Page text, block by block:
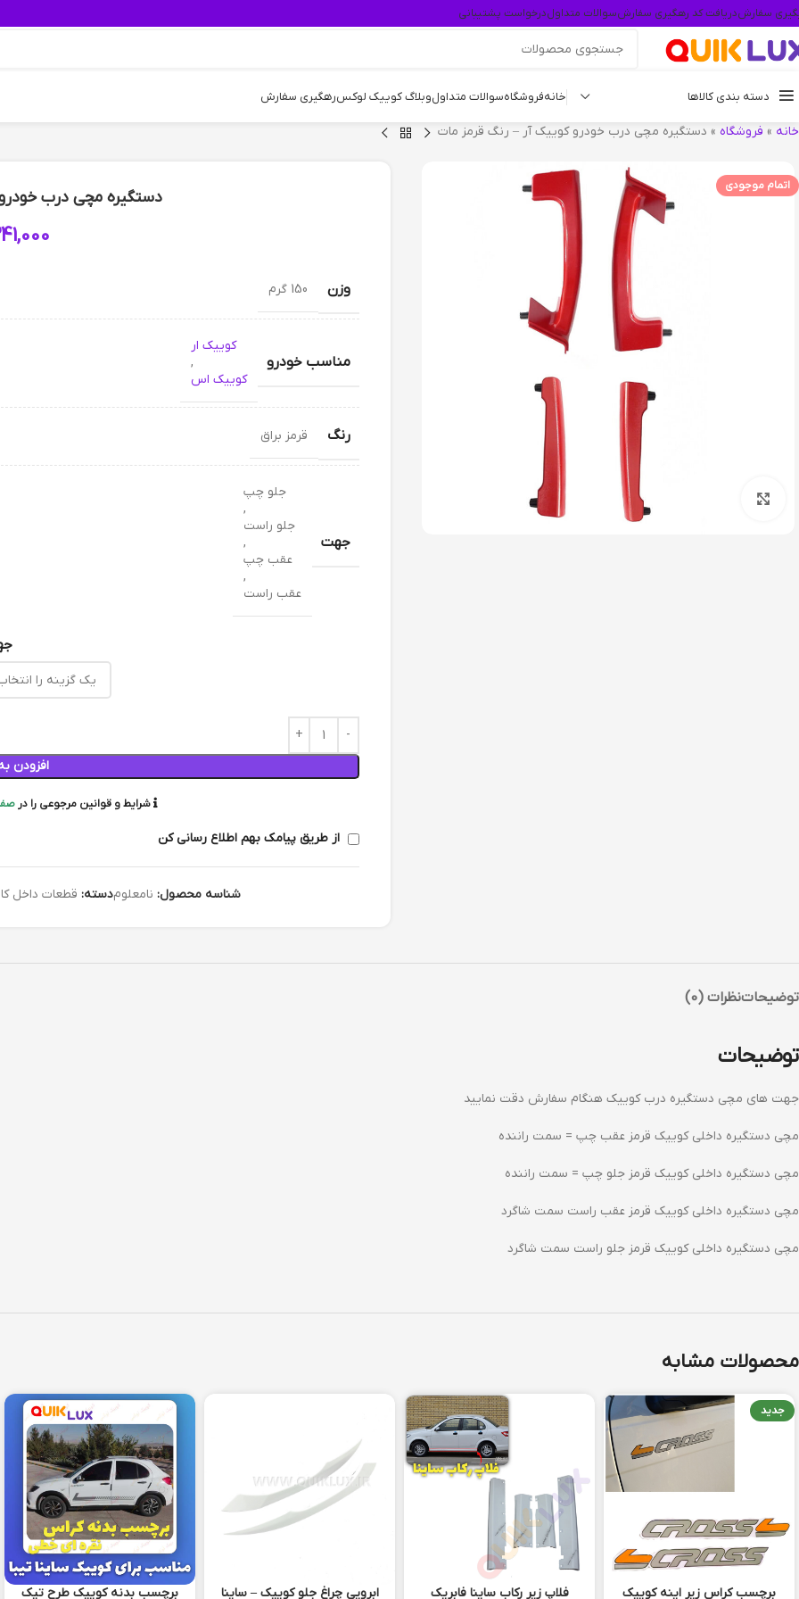
سفارشدریافت کد رهگیری سفارشسوالات متداولدرخواست پشتیبانی
دسته بندی کالاها خانهفروشگاهسوالات متداولوبلاگ کوییک لوکسرهگیری سفارش
خانه » فروشگاه » دستگیره مچی درب خودرو کوییک آر – رنگ قرمز مات
اتمام موجودی
دستگیره مچی درب
وزن 150 گرم
مناسب خودرو
کوییک ار
,
کوییک اس
رنگ قرمز براق
جهت
جلو چپ
,
جلو راست
,
عقب چپ
,
عقب راست
افزودن
شرایط و قوانین مرجوعی را در
از طریق پیامک بهم اطلاع رسانی کن
شناسه محصول: نامعلومدسته: قطعات داخل
توضیحاتنظرات (0)
توضیحات
جهت های مچی دستگیره درب کوییک هنگام سفارش دقت نمایید
مچی دستگیره داخلی کوییک قرمز عقب چپ = سمت راننده
مچی دستگیره داخلی کوییک قرمز جلو چپ = سمت راننده
مچی دستگیره داخلی کوییک قرمز عقب راست سمت شاگرد
مچی دستگیره داخلی کوییک قرمز جلو راست سمت شاگرد
محصولات مشابه
جدید
برچسب کراس زیر اینه کوییک فلاپ زیر رکاب ساینا فابریک ابرویی چراغ جلو کوییک – ساینا برچسب بدنه کوییک طرح تیک